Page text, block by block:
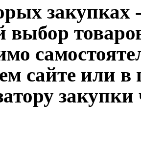
закупках
выбор
сайте или в